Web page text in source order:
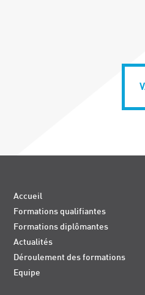
Accueil
Formations qualifiantes
Formations diplômantes
Actualités
Déroulement des formations
Equipe